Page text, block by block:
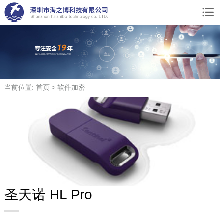
当前位置: 首页 > 软件加密
圣天诺 HL Pro